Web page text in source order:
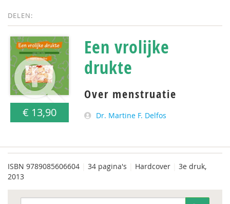
DELEN:
€ 13,90
Een vrolijke
drukte
Over menstruatie
Dr. Martine F. Delfos
ISBN 9789085606604 34 pagina's Hardcover
3e druk,
2013